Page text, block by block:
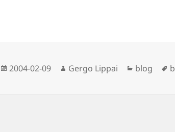
Közzétéve
2004-02-09 Szerző
Gergo Lippai Kategória
blog